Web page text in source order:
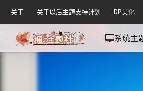
关于 关于以后主题支持计划 DP美化
系统主